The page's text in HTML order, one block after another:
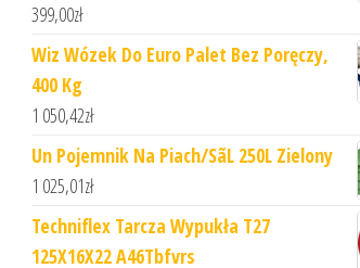
399,00zł
Wiz Wózek Do Euro Palet Bez Poręczy,
400 Kg
1 050,42zł
Un Pojemnik Na Piach/SãL 250L Zielony
1 025,01zł
Techniflex Tarcza Wypukła T27
125X16X22 A46Tbfvrs